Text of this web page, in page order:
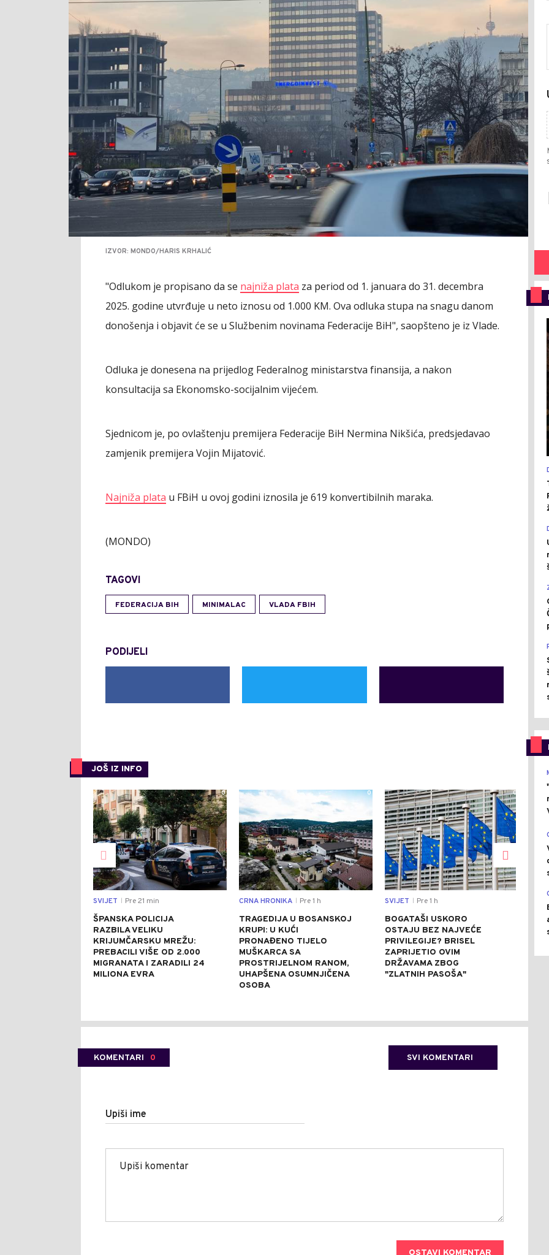
IZVOR: MONDO/HARIS KRHALIĆ
"Odlukom je propisano da se najniža plata za period od 1. januara do 31. decembra
2025. godine utvrđuje u neto iznosu od 1.000 KM. Ova odluka stupa na snagu danom
donošenja i objavit će se u Službenim novinama Federacije BiH", saopšteno je iz Vlade.
Odluka je donesena na prijedlog Federalnog ministarstva finansija, a nakon
konsultacija sa Ekonomsko-socijalnim vijećem.
Sjednicom je, po ovlaštenju premijera Federacije BiH Nermina Nikšića, predsjedavao
zamjenik premijera Vojin Mijatović.
Najniža plata u FBiH u ovoj godini iznosila je 619 konvertibilnih maraka.
(MONDO)
TAGOVI
FEDERACIJA BIH MINIMALAC VLADA FBIH
PODIJELI
JOŠ IZ INFO
0
SVIJET Pre 21 min
ŠPANSKA POLICIJA
RAZBILA VELIKU
KRIJUMČARSKU MREŽU:
PREBACILI VIŠE OD 2.000
MIGRANATA I ZARADILI 24
MILIONA EVRA
0
CRNA HRONIKA Pre 1 h
TRAGEDIJA U BOSANSKOJ
KRUPI: U KUĆI
PRONAĐENO TIJELO
MUŠKARCA SA
PROSTRIJELNOM RANOM,
UHAPŠENA OSUMNJIČENA
OSOBA
0
SVIJET Pre 1 h
BOGATAŠI USKORO
OSTAJU BEZ NAJVEĆE
PRIVILEGIJE? BRISEL
ZAPRIJETIO OVIM
DRŽAVAMA ZBOG
"ZLATNIH PASOŠA"
KOMENTARI 0 SVI KOMENTARI
Upiši ime
OSTAVI KOMENTAR